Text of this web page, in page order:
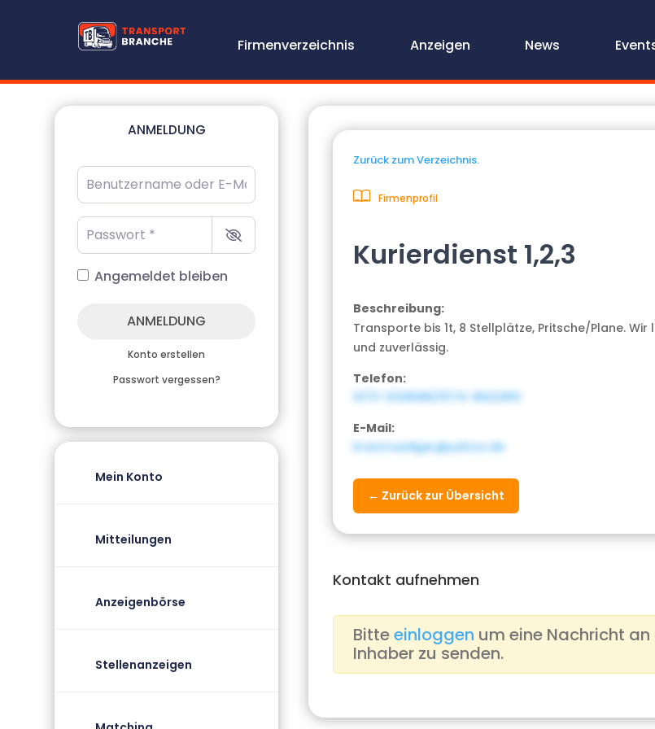
Firmenverzeichnis Anzeigen News
ANMELDUNG
Benutzername oder E-Mail-Adresse
Passwort
Angemeldet bleiben
ANMELDUNG
Konto erstellen
Passwort vergessen?
Mein Konto
Mitteilungen
Anzeigenbörse
Stellenanzeigen
Zurück zum Verzeichnis.
Firmenprofil
Kurierdienst 1,2,3
Beschreibung:
Transporte bis 1t, 8 Stellplätze, Pritsche/Plane. Wir
und zuverlässig.
Telefon:
0173-3126586/0174-8622810
E-Mail:
kranzruediger@yahoo.de
← Zurück zur Übersicht
Kontakt aufnehmen
Bitteeinloggen um eine Nachricht an
Inhaber zu senden.